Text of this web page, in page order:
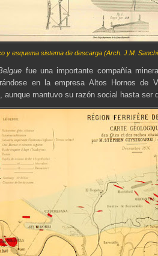
y esquema sistema de descarga (Arch. J.M.
fue una importante compañía
en la empresa Altos Hornos de
aunque mantuvo su razón social hasta ser